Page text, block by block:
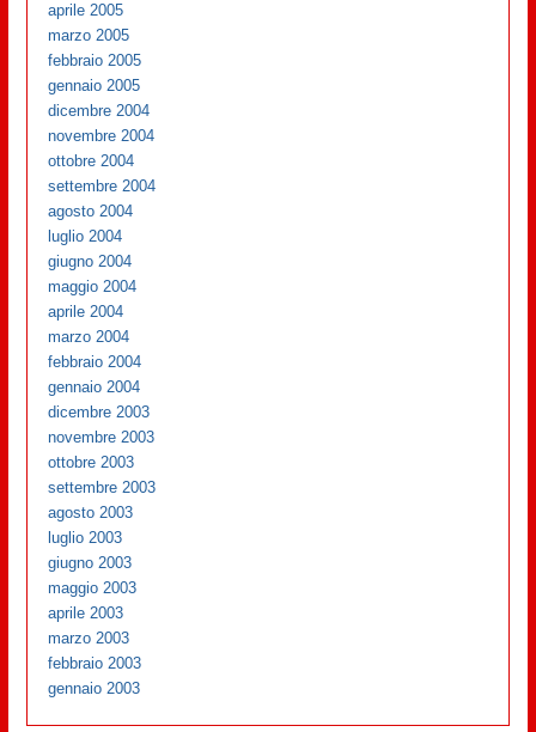
aprile 2005
marzo 2005
febbraio 2005
gennaio 2005
dicembre 2004
novembre 2004
ottobre 2004
settembre 2004
agosto 2004
luglio 2004
giugno 2004
maggio 2004
aprile 2004
marzo 2004
febbraio 2004
gennaio 2004
dicembre 2003
novembre 2003
ottobre 2003
settembre 2003
agosto 2003
luglio 2003
giugno 2003
maggio 2003
aprile 2003
marzo 2003
febbraio 2003
gennaio 2003